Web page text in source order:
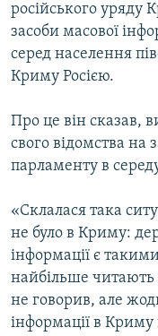
Усі сайти RFE/RL
російського уряду
засоби масової
серед населення
Криму Росією.
Про це він сказав,
свого відомства на
парламенту в
«Склалася така
не було в Криму:
інформації є
найбільше читають
не говорив, але
інформації в